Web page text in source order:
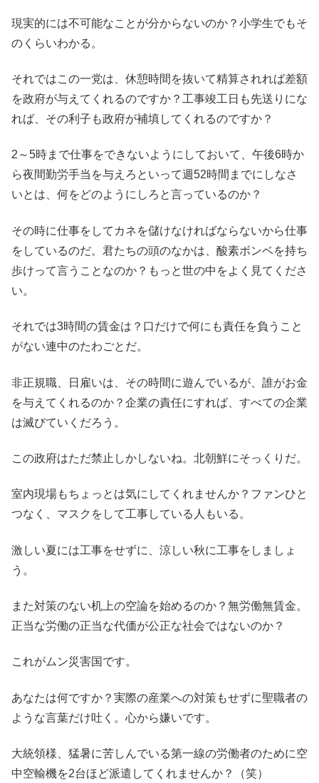
現実的には不可能なことが分からないのか？小学生でもそ
のくらいわかる。
それではこの一党は、休憩時間を抜いて精算されれば差額
を政府が与えてくれるのですか？工事竣工日も先送りにな
れば、その利子も政府が補填してくれるのですか？
2～5時まで仕事をできないようにしておいて、午後6時か
ら夜間勤労手当を与えろといって週52時間までにしなさ
いとは、何をどのようにしろと言っているのか？
その時に仕事をしてカネを儲けなければならないから仕事
をしているのだ。君たちの頭のなかは、酸素ボンベを持ち
歩けって言うことなのか？もっと世の中をよく見てくださ
い。
それでは3時間の賃金は？口だけで何にも責任を負うこと
がない連中のたわごとだ。
非正規職、日雇いは、その時間に遊んでいるが、誰がお金
を与えてくれるのか？企業の責任にすれば、すべての企業
は滅びていくだろう。
この政府はただ禁止しかしないね。北朝鮮にそっくりだ。
室内現場もちょっとは気にしてくれませんか？ファンひと
つなく、マスクをして工事している人もいる。
激しい夏には工事をせずに、涼しい秋に工事をしましょ
う。
また対策のない机上の空論を始めるのか？無労働無賃金。
正当な労働の正当な代価が公正な社会ではないのか？
これがムン災害国です。
あなたは何ですか？実際の産業への対策もせずに聖職者の
ような言葉だけ吐く。心から嫌いです。
大統領様、猛暑に苦しんでいる第一線の労働者のために空
中空輸機を2台ほど派遣してくれませんか？（笑）